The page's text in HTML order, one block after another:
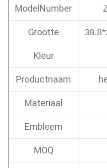
ModelNumber
Grootte
Kleur
Productnaam
Materiaal
Embleem
MOQ